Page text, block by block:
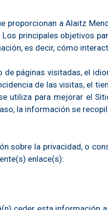
proporcionan a Alaitz
principales objetivos
es decir, cómo
páginas visitadas, el
de las visitas, el
utiliza para mejorar el
la información se
sobre la privacidad, o
enlace(s):